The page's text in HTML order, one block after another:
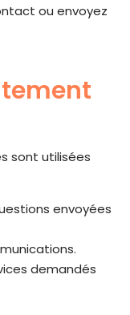
ou envoyez
sont utilisées
envoyées
demandés